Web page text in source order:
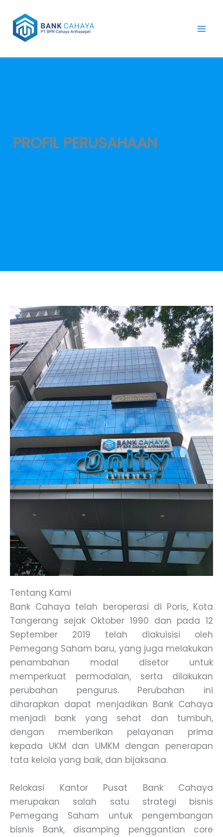
konten
PROFIL PERUSAHAAN
Tentang Kami
Bank Cahaya telah beroperasi di Poris, Kota
Tangerang sejak Oktober 1990 dan pada 12
September 2019 telah diakuisisi oleh
Pemegang Saham baru, yang juga melakukan
penambahan modal disetor untuk
memperkuat permodalan, serta dilakukan
perubahan pengurus. Perubahan ini
diharapkan dapat menjadikan Bank Cahaya
menjadi bank yang sehat dan tumbuh,
dengan memberikan pelayanan prima
kepada UKM dan UMKM dengan penerapan
tata kelola yang baik, dan bijaksana.
Relokasi Kantor Pusat Bank Cahaya
merupakan salah satu strategi bisnis
Pemegang Saham untuk pengembangan
bisnis Bank, disamping penggantian core